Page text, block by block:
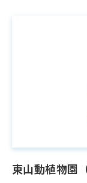
東山動植物園